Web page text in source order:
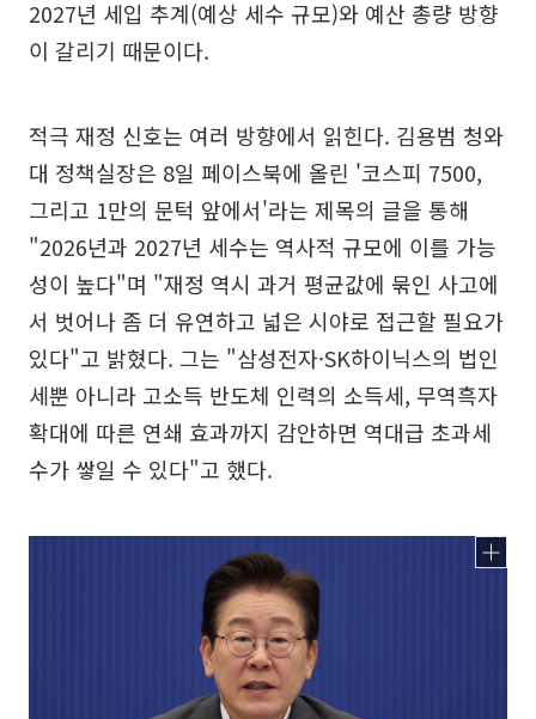
2027년 세입 추계(예상 세수 규모)와 예산 총량 방향
이 갈리기 때문이다.
적극 재정 신호는 여러 방향에서 읽힌다. 김용범 청와
대 정책실장은 8일 페이스북에 올린 '코스피 7500,
그리고 1만의 문턱 앞에서'라는 제목의 글을 통해
"2026년과 2027년 세수는 역사적 규모에 이를 가능
성이 높다"며 "재정 역시 과거 평균값에 묶인 사고에
서 벗어나 좀 더 유연하고 넓은 시야로 접근할 필요가
있다"고 밝혔다. 그는 "삼성전자·SK하이닉스의 법인
세뿐 아니라 고소득 반도체 인력의 소득세, 무역흑자
확대에 따른 연쇄 효과까지 감안하면 역대급 초과세
수가 쌓일 수 있다"고 했다.